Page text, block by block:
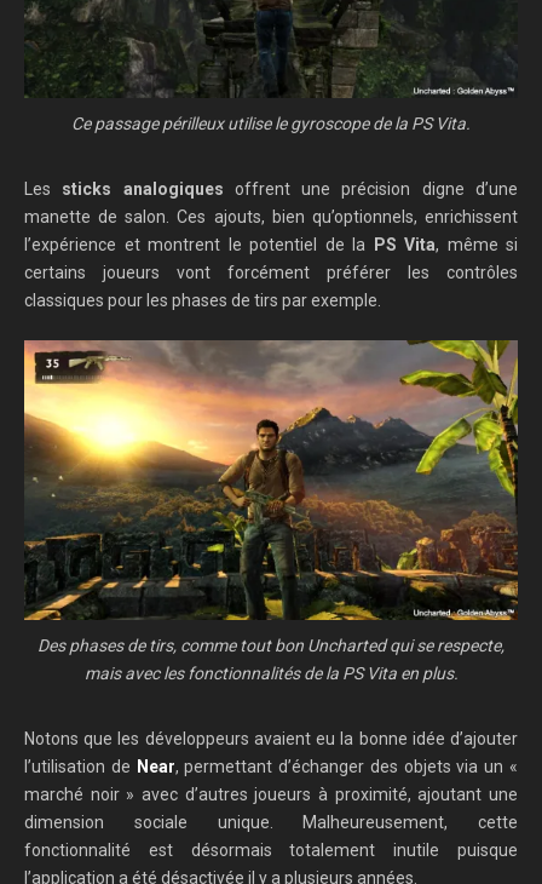
Ce passage périlleux utilise le gyroscope de la PS Vita.
Les sticks analogiques offrent une précision digne d’une
manette de salon. Ces ajouts, bien qu’optionnels, enrichissent
l’expérience et montrent le potentiel de la
PS Vita, même si
certains joueurs vont forcément préférer les contrôles
classiques pour les phases de tirs par exemple.
Des phases de tirs, comme tout bon Uncharted qui se respecte,
mais avec les fonctionnalités de la PS Vita en plus.
Notons que les développeurs avaient eu la bonne idée d’ajouter
l’utilisation de Near, permettant d’échanger des objets via un «
marché noir » avec d’autres joueurs à proximité, ajoutant une
dimension sociale unique. Malheureusement, cette
fonctionnalité est désormais totalement inutile puisque
l’application a été désactivée il y a plusieurs années.